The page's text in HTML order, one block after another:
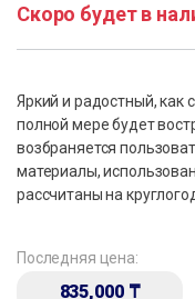
Скоро будет в
Яркий и радостный, как
полной мере будет
возбраняется
материалы,
рассчитаны на
Последняя цена:
835,000 ₸